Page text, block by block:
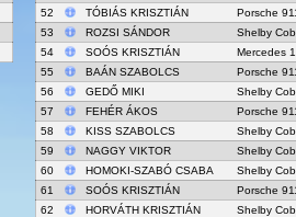
52
TÓBIÁS KRISZTIÁN
Porsche
53
ROZSI SÁNDOR
Shelby
54
SOÓS KRISZTIÁN
Mercedes
55
BAÁN SZABOLCS
Porsche
56
GEDŐ MIKI
Shelby
57
FEHÉR ÁKOS
Porsche
58
KISS SZABOLCS
Shelby
59
NAGGY VIKTOR
Shelby
60
HOMOKI-SZABÓ CSABA
Shelby
61
SOÓS KRISZTIÁN
Porsche
62
HORVÁTH KRISZTIÁN
Shelby